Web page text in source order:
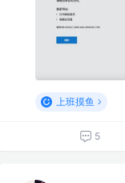
上班摸鱼
5